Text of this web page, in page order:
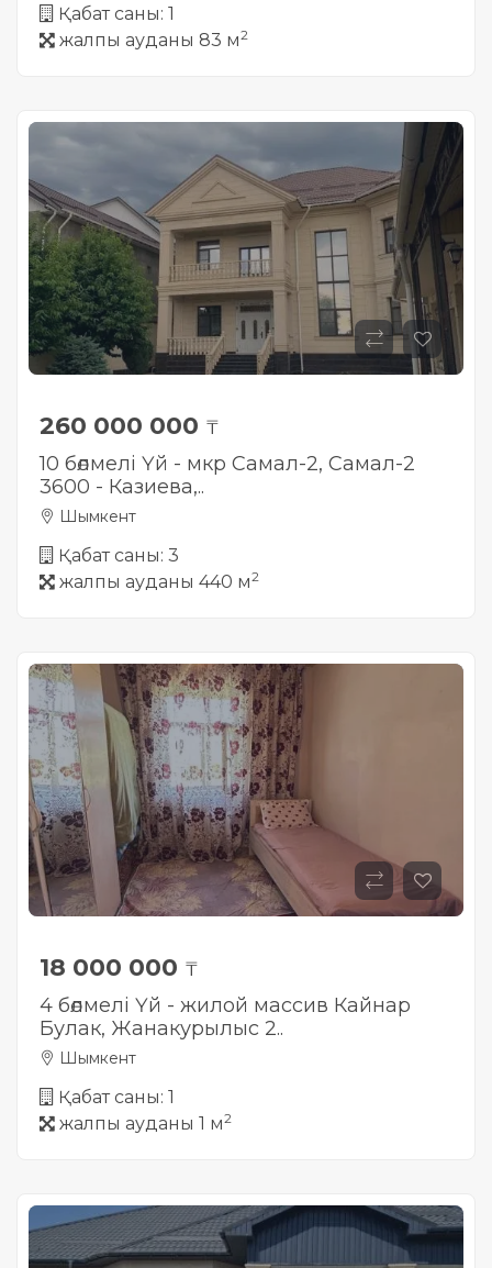
Қабат саны: 1
жалпы ауданы 83 м2
260 000 000 ₸
10 бөлмелі Үй - мкр Самал-2, Самал-2
3600 - Казиева,..
Шымкент
Қабат саны: 3
жалпы ауданы 440 м2
18 000 000 ₸
4 бөлмелі Үй - жилой массив Кайнар
Булак, Жанакурылыс 2..
Шымкент
Қабат саны: 1
жалпы ауданы 1 м2